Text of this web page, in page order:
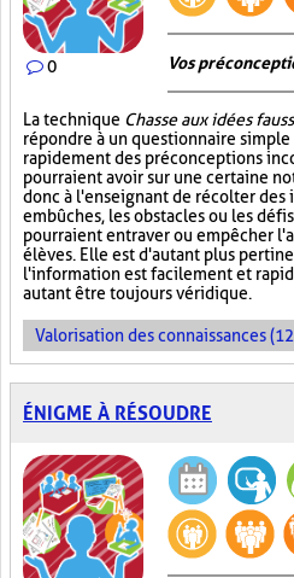
0 Vos
La technique Chasse aux idées
répondre à un questionnaire
rapidement des préconceptions
pourraient avoir sur une certaine
donc à l'enseignant de récolter des
embûches, les obstacles ou les
pourraient entraver ou empêcher
élèves. Elle est d'autant plus
l'information est facilement et
autant être toujours véridique.
Valorisation des connaissances
ÉNIGME À RÉSOUDRE